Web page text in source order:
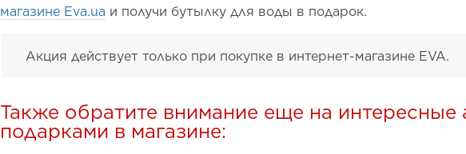
магазине Eva.ua и получи бутылку для воды в подарок.
Акция действует только при покупке в интернет-магазине EVA.
Также обратите внимание еще на интересные
подарками в магазине: